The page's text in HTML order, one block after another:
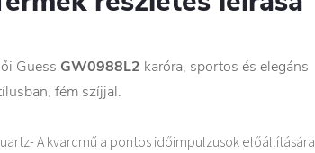
Guess GW0988L2 karóra, sportos és elegáns
fém szíjjal.
A kvarcmű a pontos időimpulzusok előállítására